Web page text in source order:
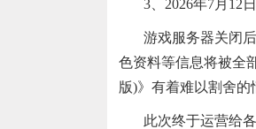
3、2026年7月12
游戏服务器关闭
色资料等信息将被全
版)》有着难以割舍
此次终于运营给